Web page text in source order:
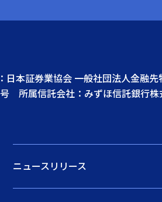
本証券業協会 一般社団法人金融
所属信託会社：みずほ信託銀行株
ニュースリリース